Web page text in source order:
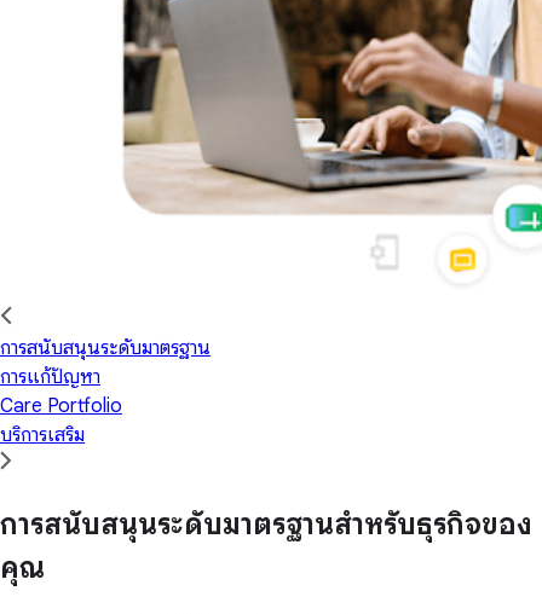
การสนับสนุนระดับมาตรฐาน
การแก้ปัญหา
Care Portfolio
บริการเสริม
การสนับสนุนระดับมาตรฐานสำหรับธุรกิจของ
คุณ